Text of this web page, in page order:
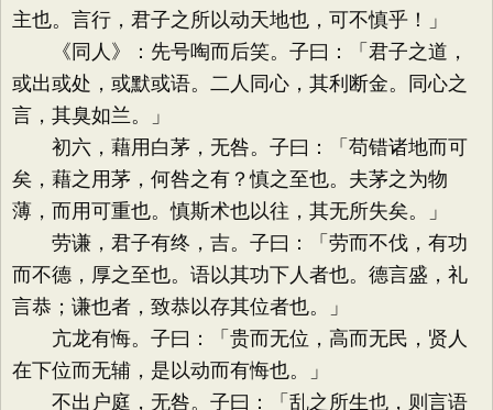
主也。言行，君子之所以动天地也，可不慎乎！」
《同人》：先号啕而后笑。子曰：「君子之道，
或出或处，或默或语。二人同心，其利断金。同心之
言，其臭如兰。」
初六，藉用白茅，无咎。子曰：「苟错诸地而可
矣，藉之用茅，何咎之有？慎之至也。夫茅之为物
薄，而用可重也。慎斯术也以往，其无所失矣。」
劳谦，君子有终，吉。子曰：「劳而不伐，有功
而不德，厚之至也。语以其功下人者也。德言盛，礼
言恭；谦也者，致恭以存其位者也。」
亢龙有悔。子曰：「贵而无位，高而无民，贤人
在下位而无辅，是以动而有悔也。」
不出户庭，无咎。子曰：「乱之所生也，则言语